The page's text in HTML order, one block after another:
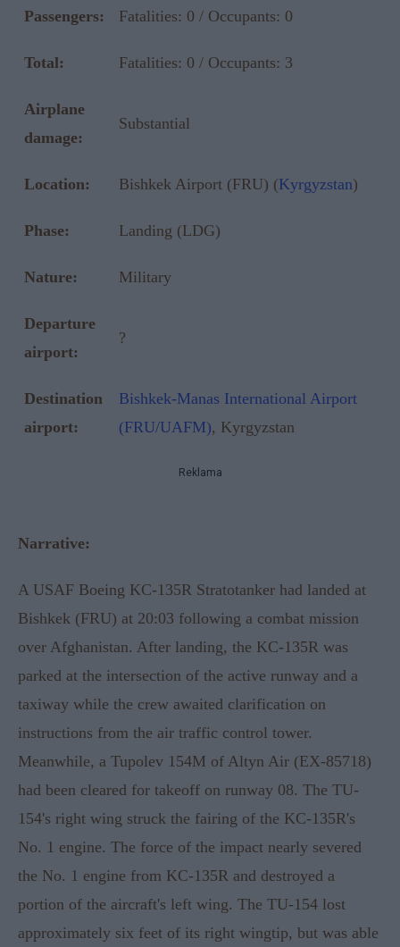
Passengers: Fatalities: 0 / Occupants: 0
Total: Fatalities: 0 / Occupants: 3
Airplane
damage:
Substantial
Location: Bishkek Airport (FRU) (Kyrgyzstan)
Phase: Landing (LDG)
Nature: Military
Departure
airport:
?
Destination
airport:
Bishkek-Manas International Airport
(FRU/UAFM), Kyrgyzstan
Reklama
Narrative:
A USAF Boeing KC-135R Stratotanker had landed at
Bishkek (FRU) at 20:03 following a combat mission
over Afghanistan. After landing, the KC-135R was
parked at the intersection of the active runway and a
taxiway while the crew awaited clarification on
instructions from the air traffic control tower.
Meanwhile, a Tupolev 154M of Altyn Air (EX-85718)
had been cleared for takeoff on runway 08. The TU-
154's right wing struck the fairing of the KC-135R's
No. 1 engine. The force of the impact nearly severed
the No. 1 engine from KC-135R and destroyed a
portion of the aircraft's left wing. The TU-154 lost
approximately six feet of its right wingtip, but was able